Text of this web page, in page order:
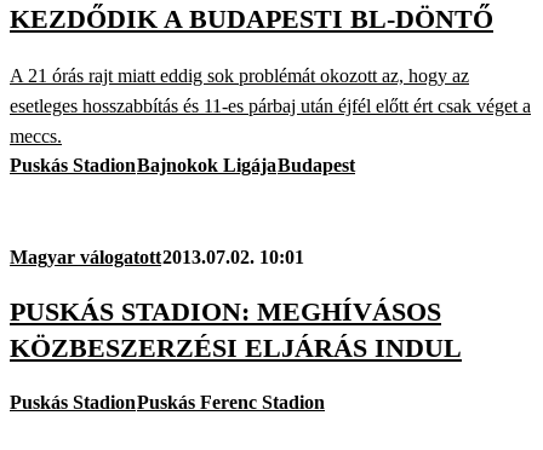
KEZDŐDIK A BUDAPESTI BL-DÖNTŐ
A 21 órás rajt miatt eddig sok problémát okozott az, hogy az
esetleges hosszabbítás és 11-es párbaj után éjfél előtt ért csak véget a
meccs.
Puskás StadionBajnokok LigájaBudapest
Magyar válogatott2013.07.02. 10:01
PUSKÁS STADION: MEGHÍVÁSOS
KÖZBESZERZÉSI ELJÁRÁS INDUL
Puskás StadionPuskás Ferenc Stadion